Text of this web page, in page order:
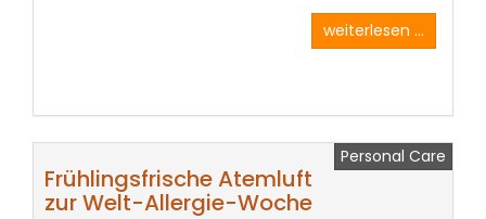
weiterlesen ...
Personal Care
Frühlingsfrische Atemluft
zur Welt-Allergie-Woche